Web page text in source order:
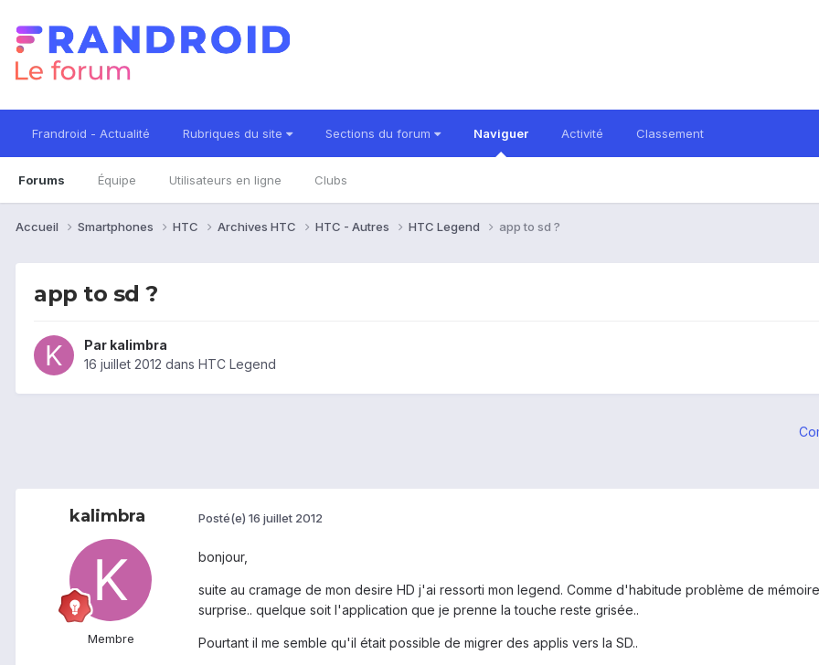
Frandroid - Actualité Rubriques du site Sections du forum Naviguer
Forums Équipe Utilisateurs en ligne Clubs
Activité Classement
Accueil Smartphones HTC Archives HTC HTC - Autres HTC Legend app to sd ?
app to sd ?
Par kalimbra
16 juillet 2012 dans HTC Legend
kalimbra
Membre
Posté(e) 16 juillet 2012
bonjour,
suite au cramage de mon desire HD j'ai ressorti mon legend. Comme d'habitude problème de
surprise.. quelque soit l'application que je prenne la touche reste grisée..
Pourtant il me semble qu'il était possible de migrer des applis vers la SD..